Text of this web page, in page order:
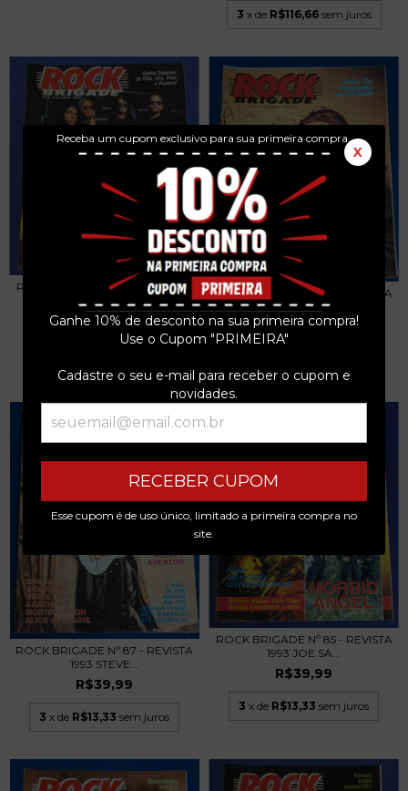
Receba um cupom exclusivo para sua primeira compra.
X
Ganhe 10% de desconto na sua primeira compra!
Use o Cupom "PRIMEIRA"
Cadastre o seu e-mail para receber o cupom e
novidades.
RECEBER CUPOM
Esse cupom é de uso único, limitado a primeira compra no
site.
3 x de R$116,66 sem juros
ROCK BRIGADE Nº 96 - REVISTA
R$39,99
ROCK BRIGADE Nº 94 - REVISTA
1994 BRUCE...
R$39,99
ROCK BRIGADE Nº 87 - REVISTA
1993 STEVE...
R$39,99
3 x de R$13,33 sem juros
ROCK BRIGADE Nº 85 - REVISTA
1993 JOE SA...
R$39,99
3 x de R$13,33 sem juros